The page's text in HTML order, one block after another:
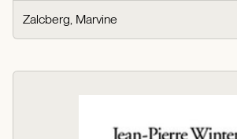
Zalcberg, Marvine